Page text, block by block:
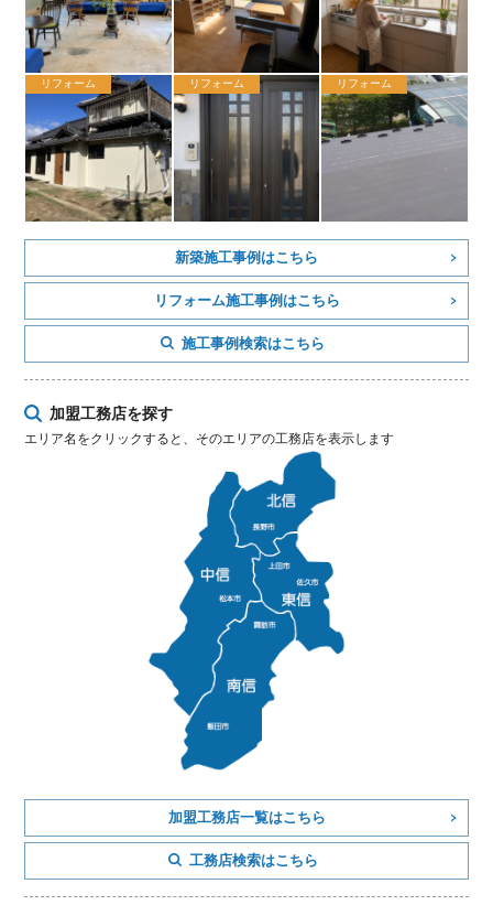
リフォーム リフォーム リフォーム
新築施工事例はこちら
リフォーム施工事例はこちら
施工事例検索はこちら
加盟工務店を探す
エリア名をクリックすると、そのエリアの工務店を表示します
加盟工務店一覧はこちら
工務店検索はこちら